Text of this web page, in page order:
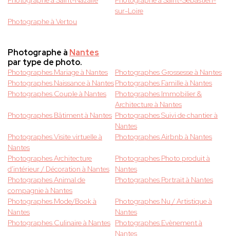
sur-Loire
Photographe à Vertou
Photographe à Nantes
par type de photo.
Photographes Mariage à Nantes
Photographes Grossesse à Nantes
Photographes Naissance à NantesPhotographes Famille à Nantes
Photographes Couple à Nantes
Photographes Immobilier &
Architecture à Nantes
Photographes Bâtiment à Nantes Photographes Suivi de chantier à
Nantes
Photographes Visite virtuelle à
Nantes
Photographes Airbnb à Nantes
Photographes Architecture
d'intérieur / Décoration à Nantes
Photographes Photo produit à
Nantes
Photographes Animal de
compagnie à Nantes
Photographes Portrait à Nantes
Photographes Mode/Book à
Nantes
Photographes Nu / Artistique à
Nantes
Photographes Culinaire à Nantes Photographes Evènement à
Nantes